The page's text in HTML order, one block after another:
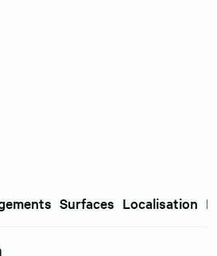
Surfaces Localisation